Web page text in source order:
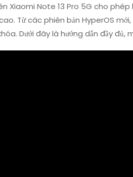
Xiaomi
13
Pro
Xiaomi Note 13 Pro 5G cho phép
Từ các phiên bản HyperOS
Dưới đây là hướng dẫn đầy đủ,